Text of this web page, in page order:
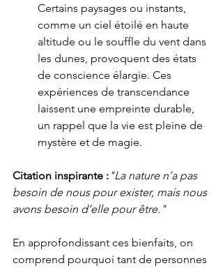
Certains paysages ou instants,
comme un ciel étoilé en haute
altitude ou le souffle du vent dans
les dunes, provoquent des états
de conscience élargie. Ces
expériences de transcendance
laissent une empreinte durable,
un rappel que la vie est pleine de
mystère et de magie.
Citation inspirante : "La nature n’a pas
besoin de nous pour exister, mais nous
avons besoin d’elle pour être."
En approfondissant ces bienfaits, on
comprend pourquoi tant de personnes